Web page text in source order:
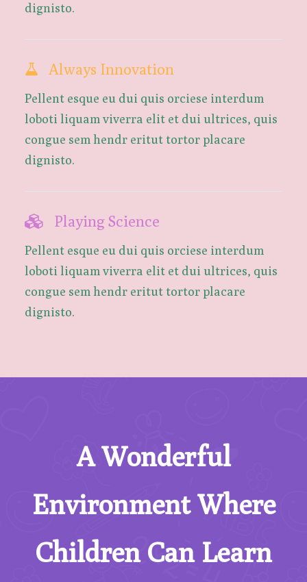
dignisto.
Always Innovation
Pellent esque eu dui quis orciese interdum
loboti liquam viverra elit et dui ultrices, quis
congue sem hendr eritut tortor placare
dignisto.
Playing Science
Pellent esque eu dui quis orciese interdum
loboti liquam viverra elit et dui ultrices, quis
congue sem hendr eritut tortor placare
dignisto.
A Wonderful
Environment Where
Children Can Learn